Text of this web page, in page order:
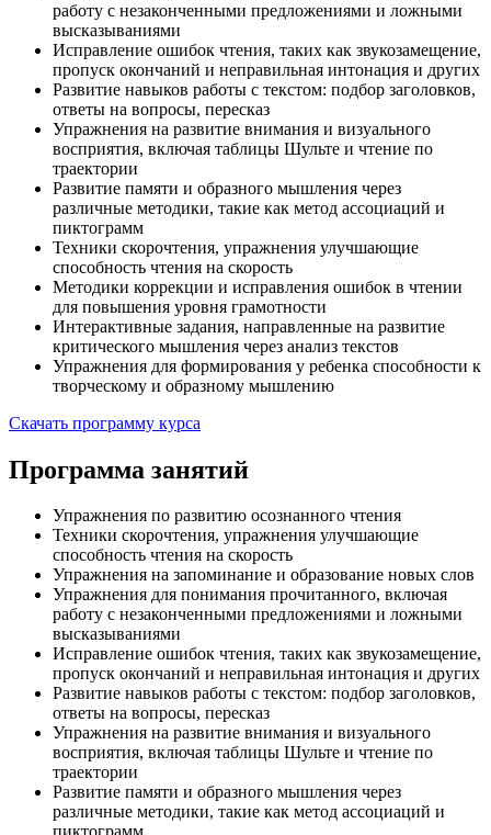
работу с незаконченными предложениями и ложными
высказываниями
Исправление ошибок чтения, таких как звукозамещение,
пропуск окончаний и неправильная интонация и других
Развитие навыков работы с текстом: подбор заголовков,
ответы на вопросы, пересказ
Упражнения на развитие внимания и визуального
восприятия, включая таблицы Шульте и чтение по
траектории
Развитие памяти и образного мышления через
различные методики, такие как метод ассоциаций и
пиктограмм
Техники скорочтения, упражнения улучшающие
способность чтения на скорость
Методики коррекции и исправления ошибок в чтении
для повышения уровня грамотности
Интерактивные задания, направленные на развитие
критического мышления через анализ текстов
Упражнения для формирования у ребенка способности к
творческому и образному мышлению
Скачать программу курса
Программа занятий
Упражнения по развитию осознанного чтения
Техники скорочтения, упражнения улучшающие
способность чтения на скорость
Упражнения на запоминание и образование новых слов
Упражнения для понимания прочитанного, включая
работу с незаконченными предложениями и ложными
высказываниями
Исправление ошибок чтения, таких как звукозамещение,
пропуск окончаний и неправильная интонация и других
Развитие навыков работы с текстом: подбор заголовков,
ответы на вопросы, пересказ
Упражнения на развитие внимания и визуального
восприятия, включая таблицы Шульте и чтение по
траектории
Развитие памяти и образного мышления через
различные методики, такие как метод ассоциаций и